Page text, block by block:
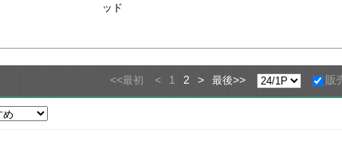
ッド
<<最初 < 1 2 > 最後>> 販